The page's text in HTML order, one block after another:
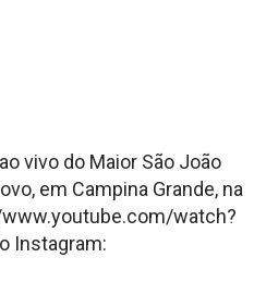
vivo do Maior São João
em Campina Grande, na
watch?
Instagram: